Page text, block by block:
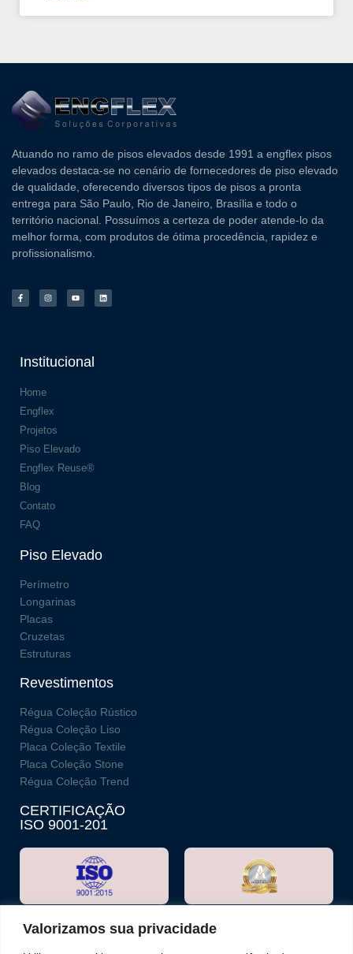
Valorizamos sua privacidade
Atuando no ramo de pisos elevados desde 1991 a engflex pisos
elevados destaca-se no cenário de fornecedores de piso elevado
de qualidade, oferecendo diversos tipos de pisos a pronta
entrega para São Paulo, Rio de Janeiro, Brasília e todo o
território nacional. Possuímos a certeza de poder atende-lo da
melhor forma, com produtos de ótima procedência, rapidez e
profissionalismo.
Institucional
Home
Engflex
Projetos
Piso Elevado
Engflex Reuse®
Blog
Contato
FAQ
Piso Elevado
Perímetro
Longarinas
Placas
Cruzetas
Estruturas
Revestimentos
Régua Coleção Rústico
Régua Coleção Liso
Placa Coleção Textile
Placa Coleção Stone
Régua Coleção Trend
CERTIFICAÇÃO
ISO 9001-201